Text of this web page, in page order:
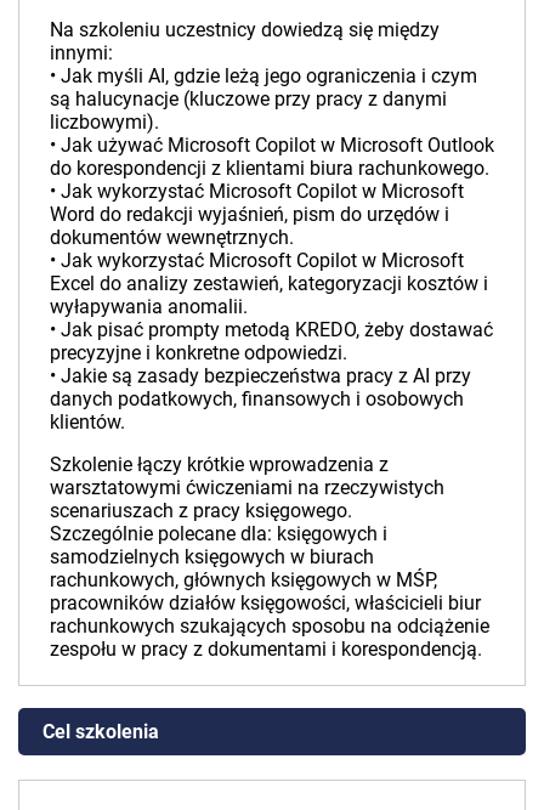
Na szkoleniu uczestnicy dowiedzą się między
innymi:
• Jak myśli AI, gdzie leżą jego ograniczenia i czym
są halucynacje (kluczowe przy pracy z danymi
liczbowymi).
• Jak używać Microsoft Copilot w Microsoft Outlook
do korespondencji z klientami biura rachunkowego.
• Jak wykorzystać Microsoft Copilot w Microsoft
Word do redakcji wyjaśnień, pism do urzędów i
dokumentów wewnętrznych.
• Jak wykorzystać Microsoft Copilot w Microsoft
Excel do analizy zestawień, kategoryzacji kosztów i
wyłapywania anomalii.
• Jak pisać prompty metodą KREDO, żeby dostawać
precyzyjne i konkretne odpowiedzi.
• Jakie są zasady bezpieczeństwa pracy z AI przy
danych podatkowych, finansowych i osobowych
klientów.
Szkolenie łączy krótkie wprowadzenia z
warsztatowymi ćwiczeniami na rzeczywistych
scenariuszach z pracy księgowego.
Szczególnie polecane dla: księgowych i
samodzielnych księgowych w biurach
rachunkowych, głównych księgowych w MŚP,
pracowników działów księgowości, właścicieli biur
rachunkowych szukających sposobu na odciążenie
zespołu w pracy z dokumentami i korespondencją.
Cel szkolenia